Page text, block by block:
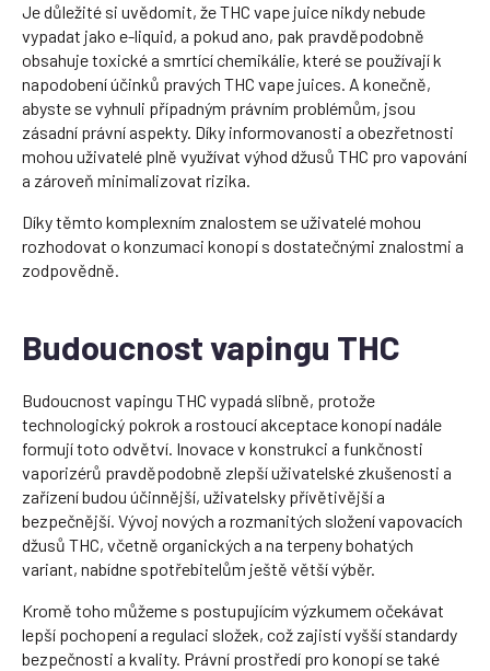
Je důležité si uvědomit, že THC vape juice nikdy nebude
vypadat jako e-liquid, a pokud ano, pak pravděpodobně
obsahuje toxické a smrtící chemikálie, které se používají k
napodobení účinků pravých THC vape juices. A konečně,
abyste se vyhnuli případným právním problémům, jsou
zásadní právní aspekty. Díky informovanosti a obezřetnosti
mohou uživatelé plně využívat výhod džusů THC pro vapování
a zároveň minimalizovat rizika.
Díky těmto komplexním znalostem se uživatelé mohou
rozhodovat o konzumaci konopí s dostatečnými znalostmi a
zodpovědně.
Budoucnost vapingu THC
Budoucnost vapingu THC vypadá slibně, protože
technologický pokrok a rostoucí akceptace konopí nadále
formují toto odvětví. Inovace v konstrukci a funkčnosti
vaporizérů pravděpodobně zlepší uživatelské zkušenosti a
zařízení budou účinnější, uživatelsky přívětivější a
bezpečnější. Vývoj nových a rozmanitých složení vapovacích
džusů THC, včetně organických a na terpeny bohatých
variant, nabídne spotřebitelům ještě větší výběr.
Kromě toho můžeme s postupujícím výzkumem očekávat
lepší pochopení a regulaci složek, což zajistí vyšší standardy
bezpečnosti a kvality. Právní prostředí pro konopí se také